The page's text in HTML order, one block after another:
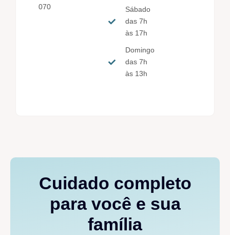
070
Sábado
das 7h
às 17h
Domingo
das 7h
às 13h
Cuidado completo
para você e sua
família